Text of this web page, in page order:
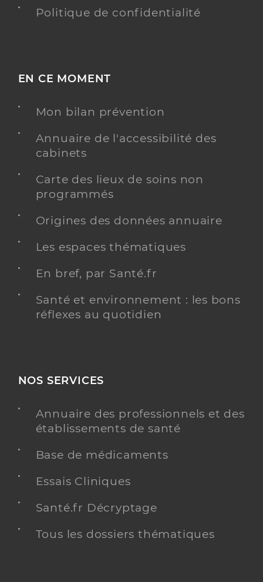
Politique de confidentialité
EN CE MOMENT
Mon bilan prévention
Annuaire de l'accessibilité des
cabinets
Carte des lieux de soins non
programmés
Origines des données annuaire
Les espaces thématiques
En bref, par Santé.fr
Santé et environnement : les bons
réflexes au quotidien
NOS SERVICES
Annuaire des professionnels et des
établissements de santé
Base de médicaments
Essais Cliniques
Santé.fr Décryptage
Tous les dossiers thématiques